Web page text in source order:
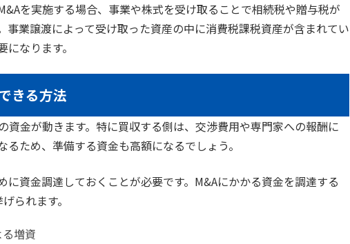
を実施する場合、事業や株式を受け取ることで相続税や贈与税が
事業譲渡によって受け取った資産の中に消費税課税資産が含まれてい
なります。
きる方法
資金が動きます。特に買収する側は、交渉費用や専門家への報酬に
ため、準備する資金も高額になるでしょう。
に資金調達しておくことが必要です。M&Aにかかる資金を調達する
られます。
増資